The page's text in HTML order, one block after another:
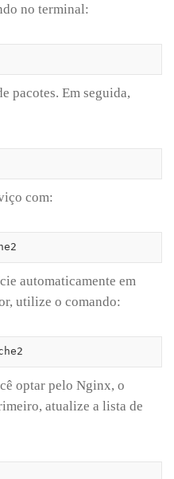
no terminal:
pacotes. Em seguida,
com:
automaticamente em
utilize o comando:
optar pelo Nginx, o
atualize a lista de